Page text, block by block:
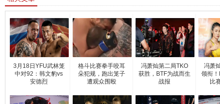
3月18日YFU武林笼
中对92：韩文豹vs
安德烈
格斗比赛拳手咬耳
朵犯规，跑出笼子
遭观众围殴
冯萧灿第二局TKO
获胜，BTF为战而生
战报
冯萧
领衔
比